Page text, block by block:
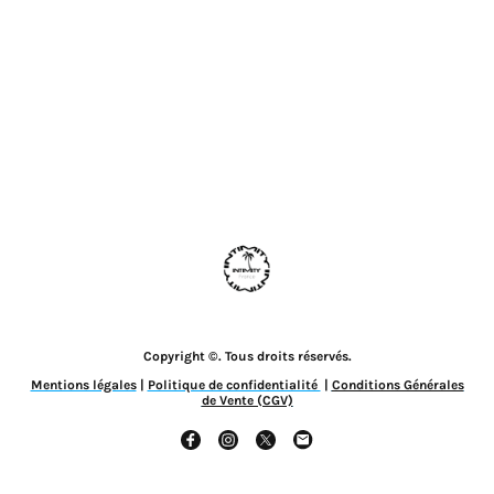
Copyright ©. Tous droits réservés.
Mentions légales| Politique de confidentialité | Conditions Générales
de Vente (CGV)